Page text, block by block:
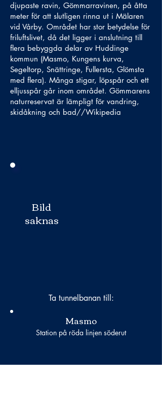
djupaste ravin, Gömmarravinen, på åtta
meter för att slutligen rinna ut i Mälaren
vid Vårby. Området har stor betydelse för
friluftslivet, då det ligger i anslutning till
flera bebyggda delar av Huddinge
kommun (Masmo, Kungens kurva,
Segeltorp, Snättringe, Fullersta, Glömsta
med flera). Många stigar, löpspår och ett
elljusspår går inom området. Gömmarens
naturreservat är lämpligt för vandring,
skidåkning och bad//Wikipedia
Bild
saknas
Ta tunnelbanan till:
Masmo
Station på röda linjen söderut